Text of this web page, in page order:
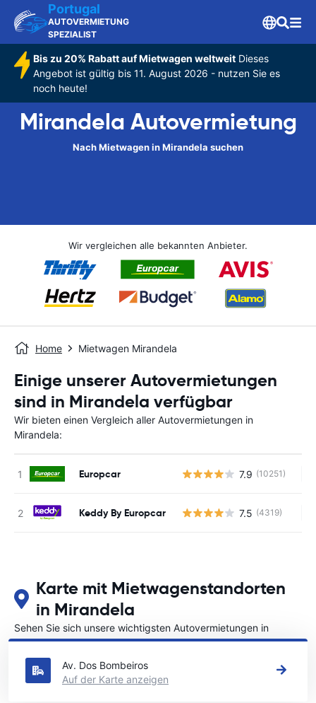
Portugal
AUTOVERMIETUNG
SPEZIALIST
Bis zu 20% Rabatt auf Mietwagen weltweitDieses
Angebot ist gültig bis 11. August 2026 - nutzen Sie es
noch heute!
Mirandela Autovermietung
Nach Mietwagen in Mirandela suchen
Wir vergleichen alle bekannten Anbieter.
Home Mietwagen Mirandela
Einige unserer Autovermietungen
sind in Mirandela verfügbar
Wir bieten einen Vergleich aller Autovermietungen in
Mirandela:
Europcar 7.9 (10251)
Keddy By Europcar 7.5 (4319)
Karte mit Mietwagenstandorten
in Mirandela
Sehen Sie sich unsere wichtigsten Autovermietungen in
Mirandela an
Av. Dos Bombeiros
Auf der Karte anzeigen